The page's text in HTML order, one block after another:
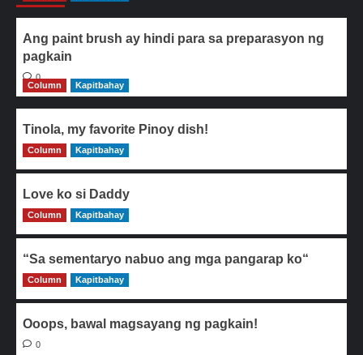
Ang paint brush ay hindi para sa preparasyon ng
pagkain
0
Column
Kapitbahay
Tinola, my favorite Pinoy dish!
0
Column Kapitbahay
Love ko si Daddy
0
Column Kapitbahay
“Sa sementaryo nabuo ang mga pangarap ko“
0
Column Kapitbahay
Ooops, bawal magsayang ng pagkain!
0